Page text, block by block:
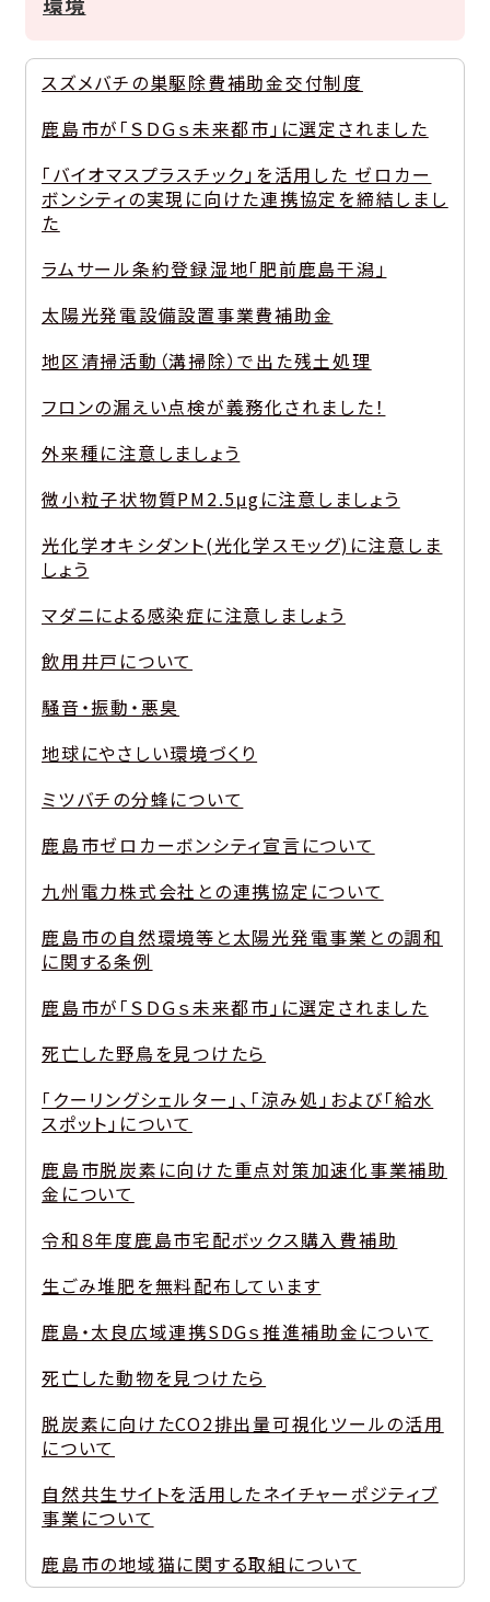
スズメバチの巣駆除費補助金交付制度
鹿島市が「ＳＤＧｓ未来都市」に選定されました
「バイオマスプラスチック」を活用した ゼロカー
ボンシティの実現に向けた連携協定を締結しまし
た
ラムサール条約登録湿地「肥前鹿島干潟」
太陽光発電設備設置事業費補助金
地区清掃活動（溝掃除）で出た残土処理
フロンの漏えい点検が義務化されました！
外来種に注意しましょう
微小粒子状物質PM2.5μgに注意しましょう
光化学オキシダント(光化学スモッグ)に注意しま
しょう
マダニによる感染症に注意しましょう
飲用井戸について
騒音・振動・悪臭
地球にやさしい環境づくり
ミツバチの分蜂について
鹿島市ゼロカーボンシティ宣言について
九州電力株式会社との連携協定について
鹿島市の自然環境等と太陽光発電事業との調和
に関する条例
鹿島市が「ＳＤＧｓ未来都市」に選定されました
死亡した野鳥を見つけたら
「クーリングシェルター」、「涼み処」および「給水
スポット」について
鹿島市脱炭素に向けた重点対策加速化事業補助
金について
令和８年度鹿島市宅配ボックス購入費補助
生ごみ堆肥を無料配布しています
鹿島・太良広域連携SDGｓ推進補助金について
死亡した動物を見つけたら
脱炭素に向けたCO2排出量可視化ツールの活用
について
自然共生サイトを活用したネイチャーポジティブ
事業について
鹿島市の地域猫に関する取組について